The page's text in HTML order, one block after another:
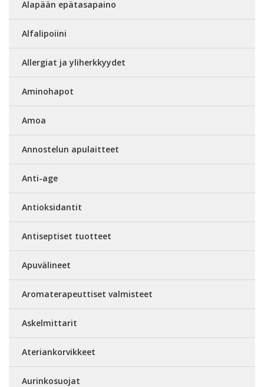
Alapään epätasapaino
Alfalipoiini
Allergiat ja yliherkkyydet
Aminohapot
Amoa
Annostelun apulaitteet
Anti-age
Antioksidantit
Antiseptiset tuotteet
Apuvälineet
Aromaterapeuttiset valmisteet
Askelmittarit
Ateriankorvikkeet
Aurinkosuojat